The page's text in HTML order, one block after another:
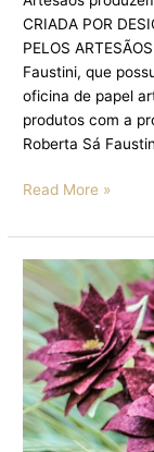
CRIADA POR
PELOS
Faustini, que
oficina de papel
produtos com a
Roberta Sá
Read More »
A
PRIMAVERA
CHEGOU
E
NOS
TROUXE
AS
MAIS